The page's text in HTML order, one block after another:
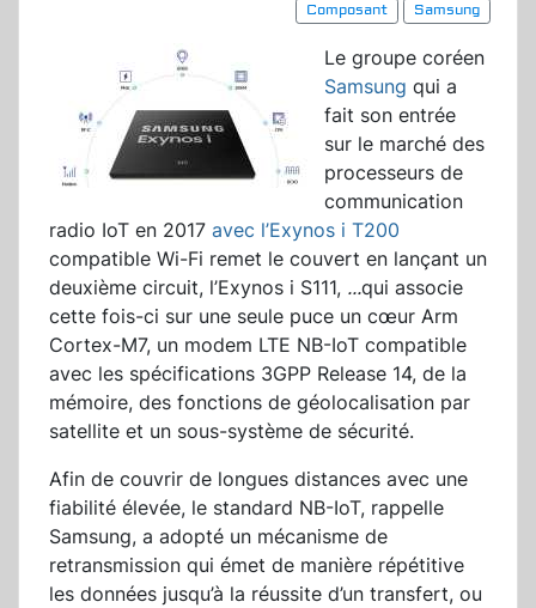
Composant
Samsung
Le groupe coréen
Samsung qui a
fait son entrée
sur le marché des
processeurs de
communication
radio IoT en 2017 avec l’Exynos i T200
compatible Wi-Fi remet le couvert en lançant un
deuxième circuit, l’Exynos i S111, ...qui associe
cette fois-ci sur une seule puce un cœur Arm
Cortex-M7, un modem LTE NB-IoT compatible
avec les spécifications 3GPP Release 14, de la
mémoire, des fonctions de géolocalisation par
satellite et un sous-système de sécurité.
Afin de couvrir de longues distances avec une
fiabilité élevée, le standard NB-IoT, rappelle
Samsung, a adopté un mécanisme de
retransmission qui émet de manière répétitive
les données jusqu’à la réussite d’un transfert, ou